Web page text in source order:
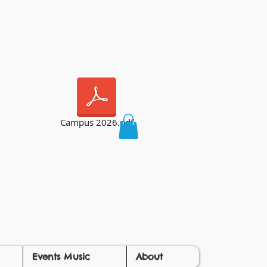
Campus 2026.pdf
Events Music About